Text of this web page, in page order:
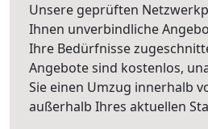
Unsere geprüften
Ihnen unverbindliche
Ihre Bedürfnisse
Angebote sind kostenlos,
Sie einen Umzug innerhalb
außerhalb Ihres aktuellen